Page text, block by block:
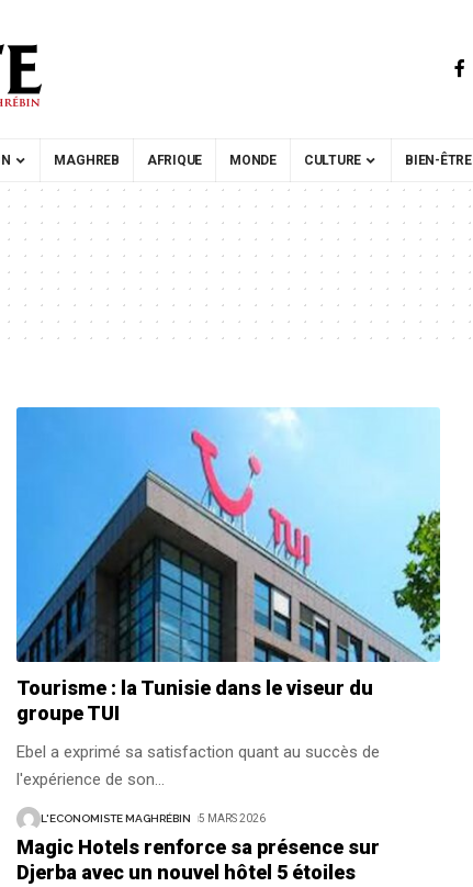
MAGHREB AFRIQUE MONDE CULTURE BIEN-ÊTRE
Tourisme : la Tunisie dans le viseur du
groupe TUI
Ebel a exprimé sa satisfaction quant au succès de
l'expérience de son…
L'ECONOMISTE MAGHRÉBIN 5 MARS 2026
Magic Hotels renforce sa présence sur
Djerba avec un nouvel hôtel 5 étoiles